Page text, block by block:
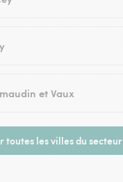
et Vaux
toutes les villes du secteur